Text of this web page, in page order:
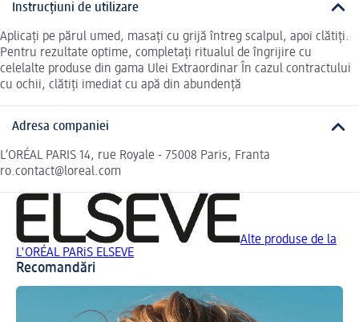
Instrucțiuni de utilizare
Aplicați pe părul umed, masați cu grijă întreg scalpul, apoi clătiți.
Pentru rezultate optime, completați ritualul de îngrijire cu
celelalte produse din gama Ulei Extraordinar În cazul contractului
cu ochii, clătiți imediat cu apă din abundență
Adresa companiei
L’ORÉAL PARIS 14, rue Royale - 75008 Paris, Franta
ro.contact@loreal.com
Alte produse de la
L'ORÉAL PARiS ELSEVE
Recomandări